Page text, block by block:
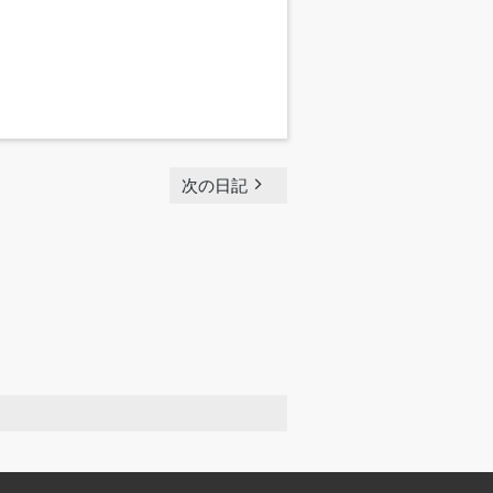
次の日記navigate_next